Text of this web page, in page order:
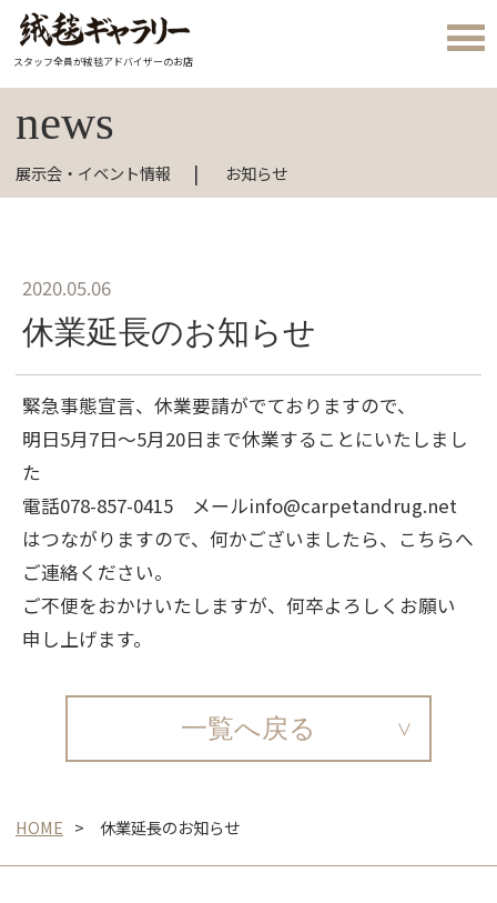
スタッフ全員が絨毯アドバイザーのお店
news
展示会・イベント情報 お知らせ
2020.05.06
休業延長のお知らせ
緊急事態宣言、休業要請がでておりますので、
明日5月7日～5月20日まで休業することにいたしまし
た
電話078-857-0415 メールinfo@carpetandrug.net
はつながりますので、何かございましたら、こちらへ
ご連絡ください。
ご不便をおかけいたしますが、何卒よろしくお願い
申し上げます。
一覧へ戻る
HOME 休業延長のお知らせ